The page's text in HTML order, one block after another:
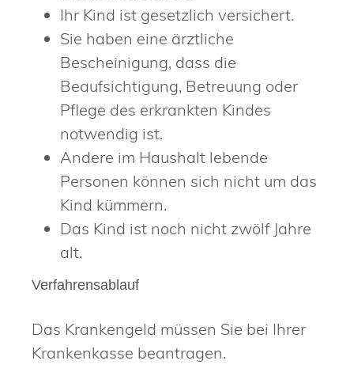
Ihr Kind ist gesetzlich versichert.
Sie haben eine ärztliche
Bescheinigung, dass die
Beaufsichtigung, Betreuung oder
Pflege des erkrankten Kindes
notwendig ist.
Andere im Haushalt lebende
Personen können sich nicht um das
Kind kümmern.
Das Kind ist noch nicht zwölf Jahre
alt.
Verfahrensablauf
Das Krankengeld müssen Sie bei Ihrer
Krankenkasse beantragen.